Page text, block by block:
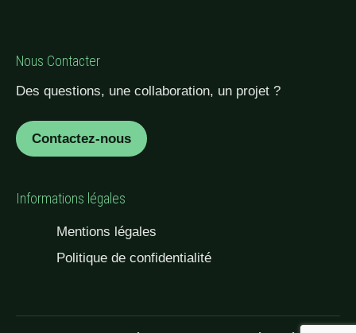
Nous Contacter
Des questions, une collaboration, un projet ?
Contactez-nous
Informations légales
Mentions légales
Politique de confidentialité